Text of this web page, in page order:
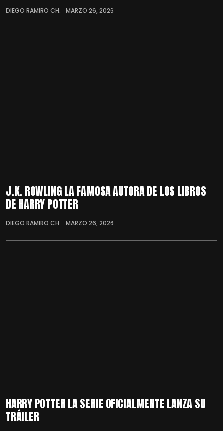
DIEGO RAMIRO CH. MARZO 26, 2026
J.K. ROWLING LA FAMOSA AUTORA DE LOS LIBROS
DE HARRY POTTER
DIEGO RAMIRO CH. MARZO 26, 2026
HARRY POTTER LA SERIE OFICIALMENTE LANZA SU
TRÁILER